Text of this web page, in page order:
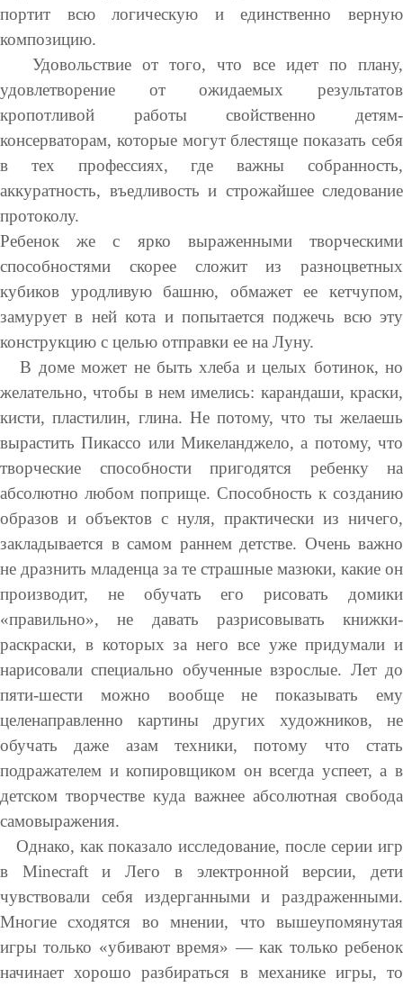
портит всю логическую и единственно верную
композицию.
Удовольствие от того, что все идет по плану,
удовлетворение от ожидаемых результатов
кропотливой работы свойственно детям-
консерваторам, которые могут блестяще показать себя
в тех профессиях, где важны собранность,
аккуратность, въедливость и строжайшее следование
протоколу.
Ребенок же с ярко выраженными творческими
способностями скорее сложит из разноцветных
кубиков уродливую башню, обмажет ее кетчупом,
замурует в ней кота и попытается поджечь всю эту
конструкцию с целью отправки ее на Луну.
В доме может не быть хлеба и целых ботинок, но
желательно, чтобы в нем имелись: карандаши, краски,
кисти, пластилин, глина. Не потому, что ты желаешь
вырастить Пикассо или Микеланджело, а потому, что
творческие способности пригодятся ребенку на
абсолютно любом поприще. Способность к созданию
образов и объектов с нуля, практически из ничего,
закладывается в самом раннем детстве. Очень важно
не дразнить младенца за те страшные мазюки, какие он
производит, не обучать его рисовать домики
«правильно», не давать разрисовывать книжки-
раскраски, в которых за него все уже придумали и
нарисовали специально обученные взрослые. Лет до
пяти-шести можно вообще не показывать ему
целенаправленно картины других художников, не
обучать даже азам техники, потому что стать
подражателем и копировщиком он всегда успеет, а в
детском творчестве куда важнее абсолютная свобода
самовыражения.
Однако, как показало исследование, после серии игр
в Minecraft и Лего в электронной версии, дети
чувствовали себя издерганными и раздраженными.
Многие сходятся во мнении, что вышеупомянутая
игры только «убивают время» — как только ребенок
начинает хорошо разбираться в механике игры, то